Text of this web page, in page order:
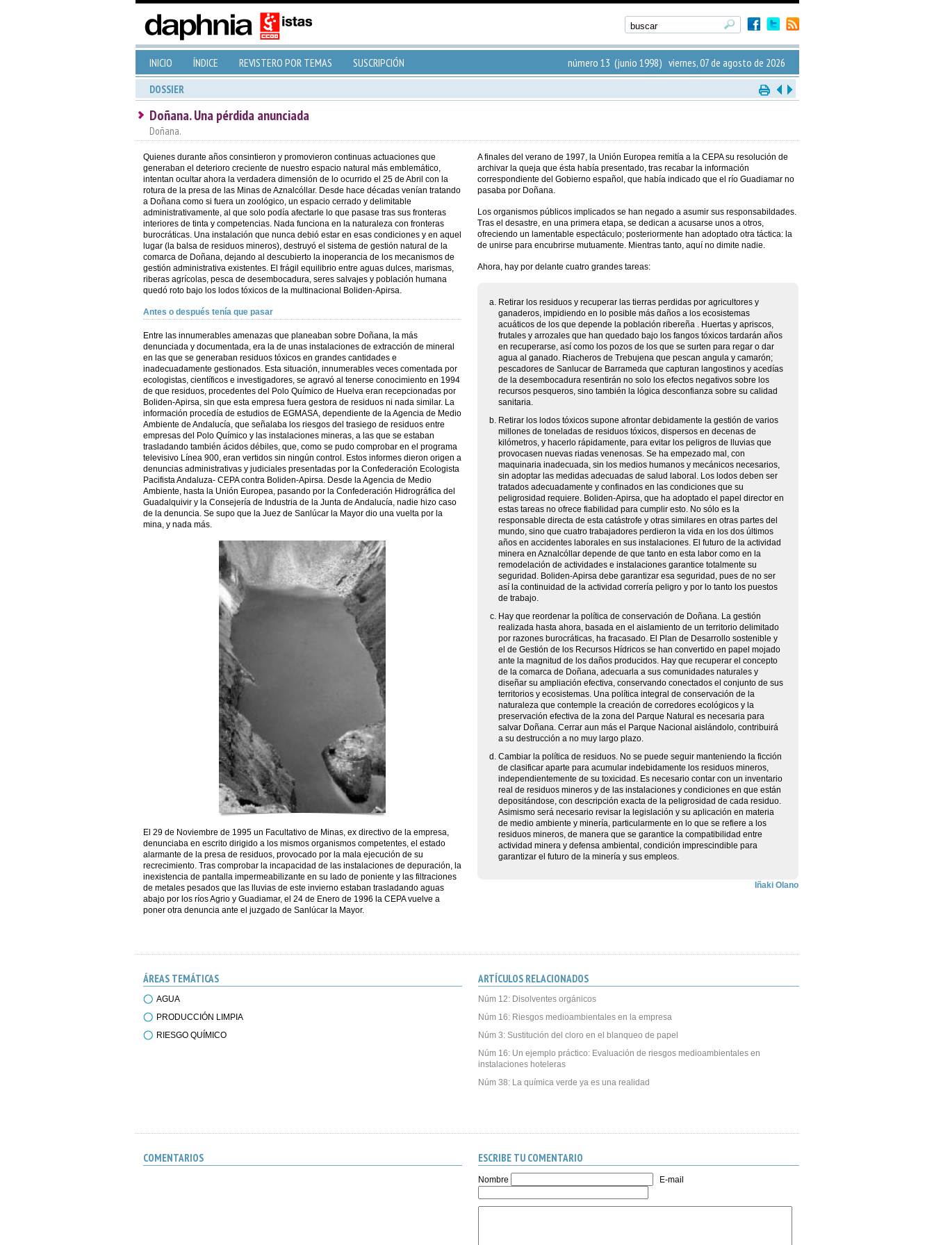
INICIO ÍNDICE REVISTERO POR TEMAS SUSCRIPCIÓN número 13 (junio 1998) viernes, 07 de agosto de 2026
DOSSIER
Doñana. Una pérdida anunciada
Doñana.
Quienes durante años consintieron y promovieron continuas actuaciones que
generaban el deterioro creciente de nuestro espacio natural más emblemático,
intentan ocultar ahora la verdadera dimensión de lo ocurrido el 25 de Abril con la
rotura de la presa de las Minas de Aznalcóllar. Desde hace décadas venían tratando
a Doñana como si fuera un zoológico, un espacio cerrado y delimitable
administrativamente, al que solo podía afectarle lo que pasase tras sus fronteras
interiores de tinta y competencias. Nada funciona en la naturaleza con fronteras
burocráticas. Una instalación que nunca debió estar en esas condiciones y en aquel
lugar (la balsa de residuos mineros), destruyó el sistema de gestión natural de la
comarca de Doñana, dejando al descubierto la inoperancia de los mecanismos de
gestión administrativa existentes. El frágil equilibrio entre aguas dulces, marismas,
riberas agrícolas, pesca de desembocadura, seres salvajes y población humana
quedó roto bajo los lodos tóxicos de la multinacional Boliden-Apirsa.
Antes o después tenía que pasar
Entre las innumerables amenazas que planeaban sobre Doñana, la más
denunciada y documentada, era la de unas instalaciones de extracción de mineral
en las que se generaban residuos tóxicos en grandes cantidades e
inadecuadamente gestionados. Esta situación, innumerables veces comentada por
ecologistas, científicos e investigadores, se agravó al tenerse conocimiento en 1994
de que residuos, procedentes del Polo Químico de Huelva eran recepcionadas por
Boliden-Apirsa, sin que esta empresa fuera gestora de residuos ni nada similar. La
información procedía de estudios de EGMASA, dependiente de la Agencia de Medio
Ambiente de Andalucía, que señalaba los riesgos del trasiego de residuos entre
empresas del Polo Químico y las instalaciones mineras, a las que se estaban
trasladando también ácidos débiles, que, como se pudo comprobar en el programa
televisivo Línea 900, eran vertidos sin ningún control. Estos informes dieron origen a
denuncias administrativas y judiciales presentadas por la Confederación Ecologista
Pacifista Andaluza- CEPA contra Boliden-Apirsa. Desde la Agencia de Medio
Ambiente, hasta la Unión Europea, pasando por la Confederación Hidrográfica del
Guadalquivir y la Consejería de Industria de la Junta de Andalucía, nadie hizo caso
de la denuncia. Se supo que la Juez de Sanlúcar la Mayor dio una vuelta por la
mina, y nada más.
El 29 de Noviembre de 1995 un Facultativo de Minas, ex directivo de la empresa,
denunciaba en escrito dirigido a los mismos organismos competentes, el estado
alarmante de la presa de residuos, provocado por la mala ejecución de su
recrecimiento. Tras comprobar la incapacidad de las instalaciones de depuración, la
inexistencia de pantalla impermeabilizante en su lado de poniente y las filtraciones
de metales pesados que las lluvias de este invierno estaban trasladando aguas
abajo por los ríos Agrio y Guadiamar, el 24 de Enero de 1996 la CEPA vuelve a
poner otra denuncia ante el juzgado de Sanlúcar la Mayor.
A finales del verano de 1997, la Unión Europea remitía a la CEPA su resolución de
archivar la queja que ésta había presentado, tras recabar la información
correspondiente del Gobierno español, que había indicado que el río Guadiamar no
pasaba por Doñana.
Los organismos públicos implicados se han negado a asumir sus responsabildades.
Tras el desastre, en una primera etapa, se dedican a acusarse unos a otros,
ofreciendo un lamentable espectáculo; posteriormente han adoptado otra táctica: la
de unirse para encubrirse mutuamente. Mientras tanto, aquí no dimite nadie.
Ahora, hay por delante cuatro grandes tareas:
Retirar los residuos y recuperar las tierras perdidas por agricultores y
ganaderos, impidiendo en lo posible más daños a los ecosistemas
acuáticos de los que depende la población ribereña . Huertas y apriscos,
frutales y arrozales que han quedado bajo los fangos tóxicos tardarán años
en recuperarse, así como los pozos de los que se surten para regar o dar
agua al ganado. Riacheros de Trebujena que pescan angula y camarón;
pescadores de Sanlucar de Barrameda que capturan langostinos y acedías
de la desembocadura resentirán no solo los efectos negativos sobre los
recursos pesqueros, sino también la lógica desconfianza sobre su calidad
sanitaria.
Retirar los lodos tóxicos supone afrontar debidamente la gestión de varios
millones de toneladas de residuos tóxicos, dispersos en decenas de
kilómetros, y hacerlo rápidamente, para evitar los peligros de lluvias que
provocasen nuevas riadas venenosas. Se ha empezado mal, con
maquinaria inadecuada, sin los medios humanos y mecánicos necesarios,
sin adoptar las medidas adecuadas de salud laboral. Los lodos deben ser
tratados adecuadamente y confinados en las condiciones que su
peligrosidad requiere. Boliden-Apirsa, que ha adoptado el papel director en
estas tareas no ofrece fiabilidad para cumplir esto. No sólo es la
responsable directa de esta catástrofe y otras similares en otras partes del
mundo, sino que cuatro trabajadores perdieron la vida en los dos últimos
años en accidentes laborales en sus instalaciones. El futuro de la actividad
minera en Aznalcóllar depende de que tanto en esta labor como en la
remodelación de actividades e instalaciones garantice totalmente su
seguridad. Boliden-Apirsa debe garantizar esa seguridad, pues de no ser
así la continuidad de la actividad correría peligro y por lo tanto los puestos
de trabajo.
Hay que reordenar la política de conservación de Doñana. La gestión
realizada hasta ahora, basada en el aislamiento de un territorio delimitado
por razones burocráticas, ha fracasado. El Plan de Desarrollo sostenible y
el de Gestión de los Recursos Hídricos se han convertido en papel mojado
ante la magnitud de los daños producidos. Hay que recuperar el concepto
de la comarca de Doñana, adecuarla a sus comunidades naturales y
diseñar su ampliación efectiva, conservando conectados el conjunto de sus
territorios y ecosistemas. Una política integral de conservación de la
naturaleza que contemple la creación de corredores ecológicos y la
preservación efectiva de la zona del Parque Natural es necesaria para
salvar Doñana. Cerrar aun más el Parque Nacional aislándolo, contribuirá
a su destrucción a no muy largo plazo.
Cambiar la política de residuos. No se puede seguir manteniendo la ficción
de clasificar aparte para acumular indebidamente los residuos mineros,
independientemente de su toxicidad. Es necesario contar con un inventario
real de residuos mineros y de las instalaciones y condiciones en que están
depositándose, con descripción exacta de la peligrosidad de cada residuo.
Asimismo será necesario revisar la legislación y su aplicación en materia
de medio ambiente y minería, particularmente en lo que se refiere a los
residuos mineros, de manera que se garantice la compatibilidad entre
actividad minera y defensa ambiental, condición imprescindible para
garantizar el futuro de la minería y sus empleos.
Iñaki Olano
ÁREAS TEMÁTICAS
AGUA
PRODUCCIÓN LIMPIA
RIESGO QUÍMICO
ARTÍCULOS RELACIONADOS
Núm 12: Disolventes orgánicos
Núm 16: Riesgos medioambientales en la empresa
Núm 3: Sustitución del cloro en el blanqueo de papel
Núm 16: Un ejemplo práctico: Evaluación de riesgos medioambientales en
instalaciones hoteleras
Núm 38: La química verde ya es una realidad
COMENTARIOS ESCRIBE TU COMENTARIO
Nombre E-mail